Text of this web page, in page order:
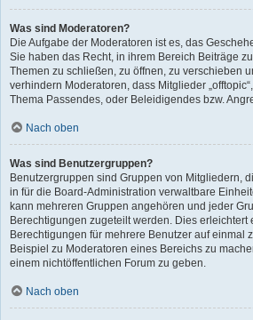
Was sind Moderatoren?
Die Aufgabe der Moderatoren ist es, das
Sie haben das Recht, in ihrem Bereich Beiträge
Themen zu schließen, zu öffnen, zu verschieben
verhindern Moderatoren, dass Mitglieder
Thema Passendes, oder Beleidigendes bzw.
Nach oben
Was sind Benutzergruppen?
Benutzergruppen sind Gruppen von Mitgliedern,
in für die Board-Administration verwaltbare
kann mehreren Gruppen angehören und jeder
Berechtigungen zugeteilt werden. Dies erleichtert
Berechtigungen für mehrere Benutzer auf einmal
Beispiel zu Moderatoren eines Bereichs zu
einem nichtöffentlichen Forum zu geben.
Nach oben